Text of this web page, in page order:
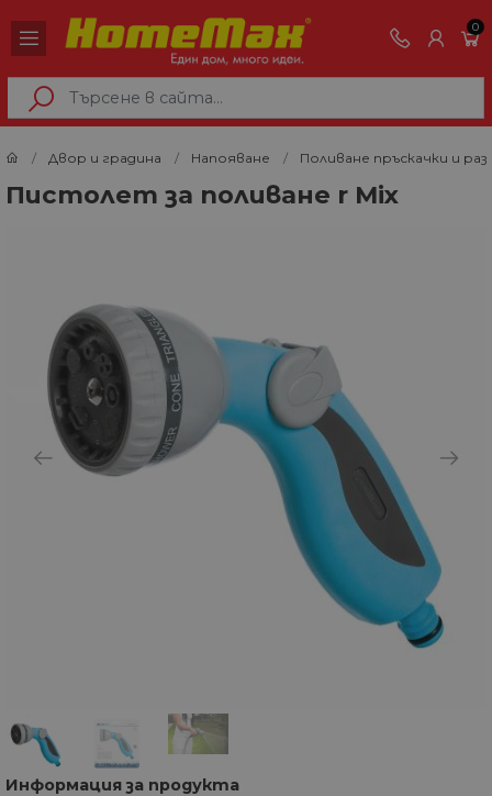
0
Двор и градина Напояване Поливане пръскачки и
Пистолет за поливане r Mix
Информация за продукта